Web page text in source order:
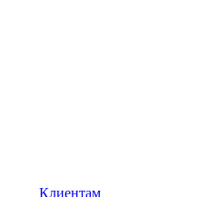
Клиентам